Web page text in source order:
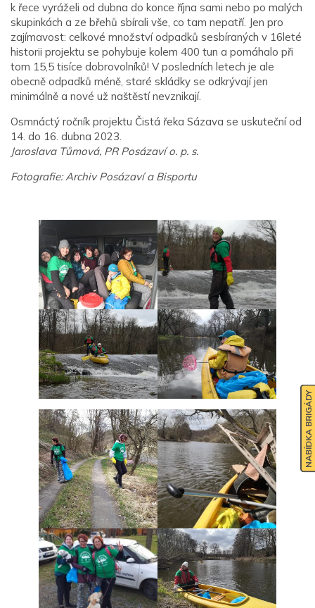
k řece vyráželi od dubna do konce října sami nebo po malých
skupinkách a ze břehů sbírali vše, co tam nepatří. Jen pro
zajímavost: celkové množství odpadků sesbíraných v 16leté
historii projektu se pohybuje kolem 400 tun a pomáhalo při
tom 15,5 tisíce dobrovolníků! V posledních letech je ale
obecně odpadků méně, staré skládky se odkrývají jen
minimálně a nové už naštěstí nevznikají.
Osmnáctý ročník projektu Čistá řeka Sázava se uskuteční od
14. do 16. dubna 2023.
Jaroslava Tůmová, PR Posázaví o. p. s.
Fotografie: Archiv Posázaví a Bisportu
NABÍDKA BRIGÁDY